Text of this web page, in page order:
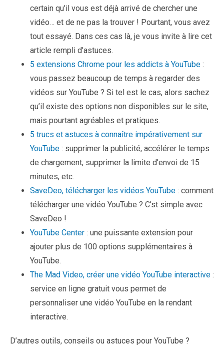
certain qu’il vous est déjà arrivé de chercher une
vidéo… et de ne pas la trouver ! Pourtant, vous avez
tout essayé. Dans ces cas là, je vous invite à lire cet
article rempli d’astuces.
5 extensions Chrome pour les addicts à YouTube :
vous passez beaucoup de temps à regarder des
vidéos sur YouTube ? Si tel est le cas, alors sachez
qu’il existe des options non disponibles sur le site,
mais pourtant agréables et pratiques.
5 trucs et astuces à connaître impérativement sur
YouTube : supprimer la publicité, accélérer le temps
de chargement, supprimer la limite d’envoi de 15
minutes, etc.
SaveDeo, télécharger les vidéos YouTube : comment
télécharger une vidéo YouTube ? C’st simple avec
SaveDeo !
YouTube Center : une puissante extension pour
ajouter plus de 100 options supplémentaires à
YouTube.
The Mad Video, créer une vidéo YouTube interactive :
service en ligne gratuit vous permet de
personnaliser une vidéo YouTube en la rendant
interactive.
D’autres outils, conseils ou astuces pour YouTube ?